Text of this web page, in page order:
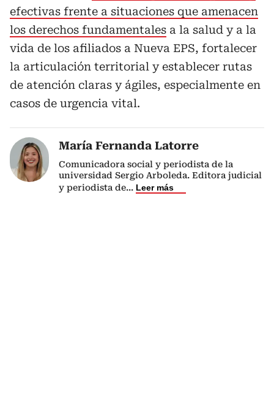
efectivas frente a situaciones que amenacen
los derechos fundamentales a la salud y a la
vida de los afiliados a Nueva EPS, fortalecer
la articulación territorial y establecer rutas
de atención claras y ágiles, especialmente en
casos de urgencia vital.
María Fernanda Latorre
Comunicadora social y periodista de la
universidad Sergio Arboleda. Editora judicial
y periodista de... Leer más